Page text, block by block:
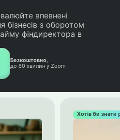
впевнені
бізнесів з оборотом
фіндиректора в
Безкоштовно,
до 60 хвилин у Zoom
Хотів би знати